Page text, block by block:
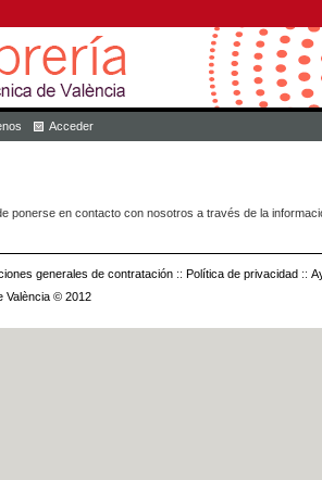
Acceder
ponerse en contacto con nosotros a través de la
generales de contratación :: Política de privacidad ::
València © 2012